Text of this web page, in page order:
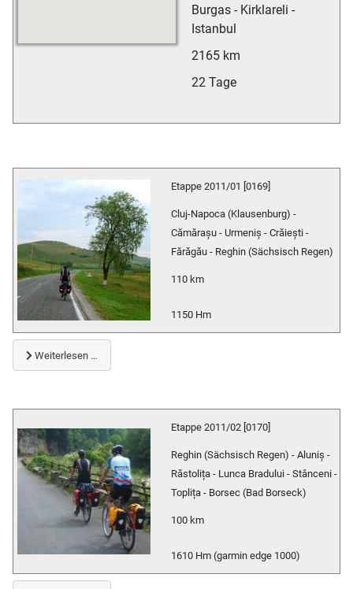
Burgas - Kirklareli -
Istanbul
2165 km
22 Tage
Etappe 2011/01 [0169]
Cluj-Napoca (Klausenburg) -
Cămărașu - Urmeniș - Crăiești -
Fărăgău - Reghin (Sächsisch Regen)
110 km
1150 Hm
Weiterlesen …
Etappe 2011/02 [0170]
Reghin (Sächsisch Regen) - Aluniș -
Răstolița - Lunca Bradului - Stânceni -
Toplița - Borsec (Bad Borseck)
100 km
1610 Hm (garmin edge 1000)